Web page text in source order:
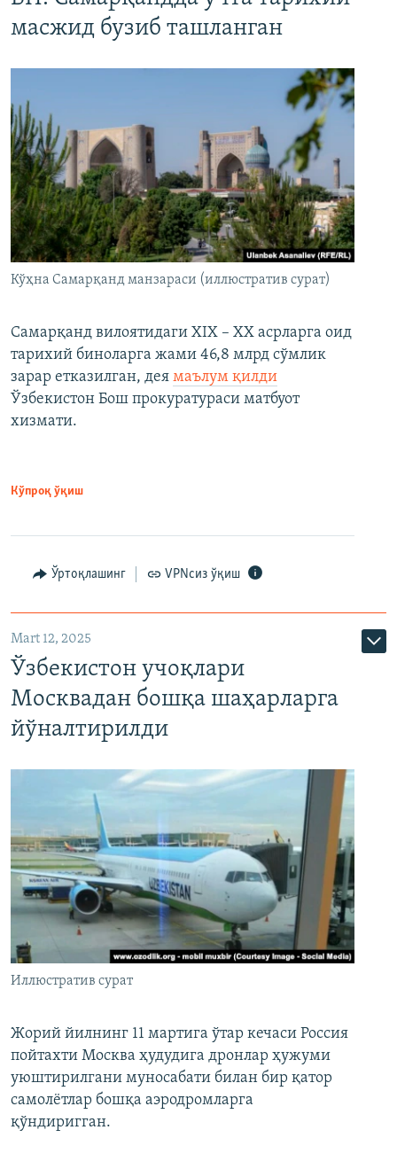
масжид бузиб ташланган
Кўҳна Самарқанд манзараси (иллюстратив сурат)
Самарқанд вилоятидаги XIX – XX асрларга оид
тарихий биноларга жами 46,8 млрд сўмлик
зарар етказилган, дея маълум қилди
Ўзбекистон Бош прокуратураси матбуот
хизмати.
Кўпроқ ўқиш
Ўртоқлашинг VPNсиз ўқиш
Mart 12, 2025
Ўзбекистон учоқлари
Москвадан бошқа шаҳарларга
йўналтирилди
Иллюстратив сурат
Жорий йилнинг 11 мартига ўтар кечаси Россия
пойтахти Москва ҳудудига дронлар ҳужуми
уюштирилгани муносабати билан бир қатор
самолётлар бошқа аэродромларга
қўндиригган.